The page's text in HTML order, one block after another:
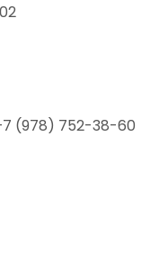
(978) 752-38-60